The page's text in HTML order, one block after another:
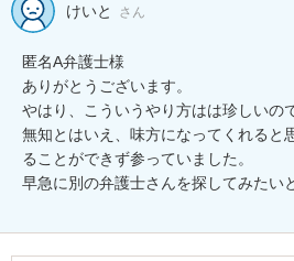
けいと さん
匿名A弁護士様
ありがとうございます。
やはり、こういうやり方はは珍しいの
無知とはいえ、味方になってくれると
ることができず参っていました。
早急に別の弁護士さんを探してみたい